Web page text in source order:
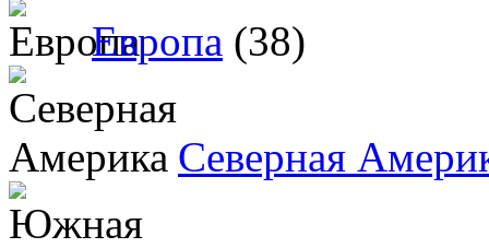
Европа (38)
Северная